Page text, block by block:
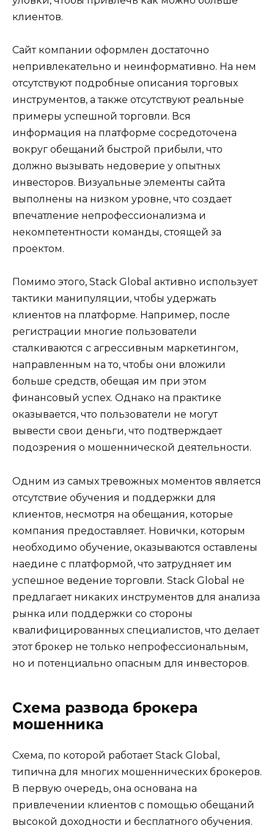
клиентов.
Сайт компании оформлен достаточно
непривлекательно и неинформативно. На нем
отсутствуют подробные описания торговых
инструментов, а также отсутствуют реальные
примеры успешной торговли. Вся
информация на платформе сосредоточена
вокруг обещаний быстрой прибыли, что
должно вызывать недоверие у опытных
инвесторов. Визуальные элементы сайта
выполнены на низком уровне, что создает
впечатление непрофессионализма и
некомпетентности команды, стоящей за
проектом.
Помимо этого, Stack Global активно использует
тактики манипуляции, чтобы удержать
клиентов на платформе. Например, после
регистрации многие пользователи
сталкиваются с агрессивным маркетингом,
направленным на то, чтобы они вложили
больше средств, обещая им при этом
финансовый успех. Однако на практике
оказывается, что пользователи не могут
вывести свои деньги, что подтверждает
подозрения о мошеннической деятельности.
Одним из самых тревожных моментов является
отсутствие обучения и поддержки для
клиентов, несмотря на обещания, которые
компания предоставляет. Новички, которым
необходимо обучение, оказываются оставлены
наедине с платформой, что затрудняет им
успешное ведение торговли. Stack Global не
предлагает никаких инструментов для анализа
рынка или поддержки со стороны
квалифицированных специалистов, что делает
этот брокер не только непрофессиональным,
но и потенциально опасным для инвесторов.
Схема развода брокера
мошенника
Схема, по которой работает Stack Global,
типична для многих мошеннических брокеров.
В первую очередь, она основана на
привлечении клиентов с помощью обещаний
высокой доходности и бесплатного обучения.